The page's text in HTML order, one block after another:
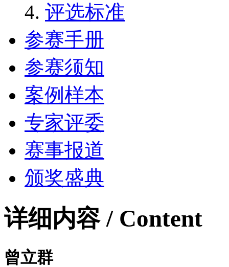
评选标准
参赛手册
参赛须知
案例样本
专家评委
赛事报道
颁奖盛典
详细内容 / Content
曾立群